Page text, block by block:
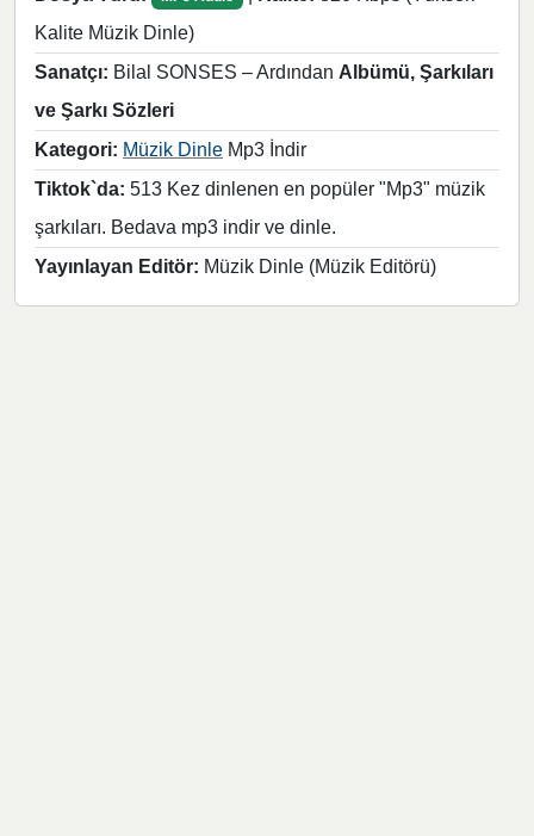
Kalite Müzik Dinle)
Sanatçı: Bilal SONSES – Ardından Albümü, Şarkıları
ve Şarkı Sözleri
Kategori: Müzik Dinle Mp3 İndir
Tiktok`da: 513 Kez dinlenen en popüler "Mp3" müzik
şarkıları. Bedava mp3 indir ve dinle.
Yayınlayan Editör: Müzik Dinle (Müzik Editörü)